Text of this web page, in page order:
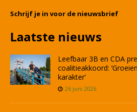
Schrijf je in voor de nieuwsbrief
Laatste nieuws
Leefbaar 3B en CDA
coalitieakkoord:
karakter’
26 juni 2026